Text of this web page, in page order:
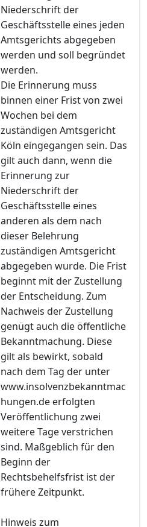
Niederschrift der
Geschäftsstelle eines jeden
Amtsgerichts abgegeben
werden und soll begründet
werden.
Die Erinnerung muss
binnen einer Frist von zwei
Wochen bei dem
zuständigen Amtsgericht
Köln eingegangen sein. Das
gilt auch dann, wenn die
Erinnerung zur
Niederschrift der
Geschäftsstelle eines
anderen als dem nach
dieser Belehrung
zuständigen Amtsgericht
abgegeben wurde. Die Frist
beginnt mit der Zustellung
der Entscheidung. Zum
Nachweis der Zustellung
genügt auch die öffentliche
Bekanntmachung. Diese
gilt als bewirkt, sobald
nach dem Tag der unter
www.insolvenzbekanntmac
hungen.de erfolgten
Veröffentlichung zwei
weitere Tage verstrichen
sind. Maßgeblich für den
Beginn der
Rechtsbehelfsfrist ist der
frühere Zeitpunkt.
Hinweis zum